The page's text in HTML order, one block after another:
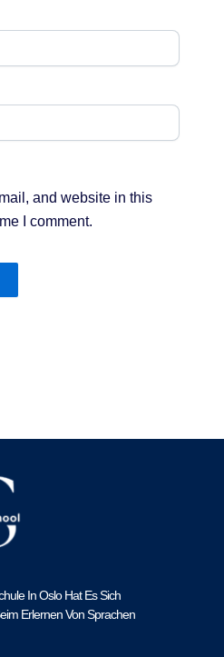
and website in this
I comment.
In Oslo Hat Es Sich
Erlernen Von Sprachen